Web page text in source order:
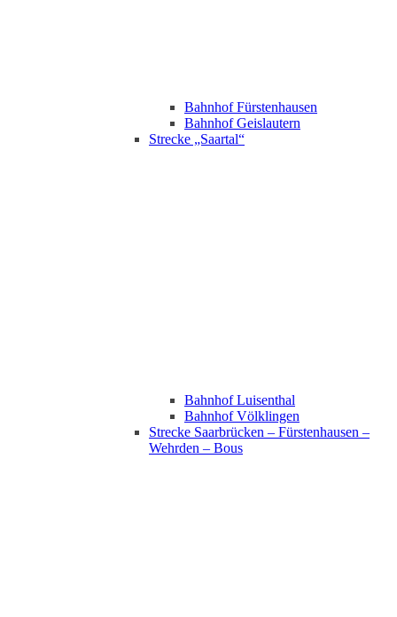
Bahnhof Fürstenhausen
Bahnhof Geislautern
Strecke „Saartal“
Bahnhof Luisenthal
Bahnhof Völklingen
Strecke Saarbrücken – Fürstenhausen –
Wehrden – Bous